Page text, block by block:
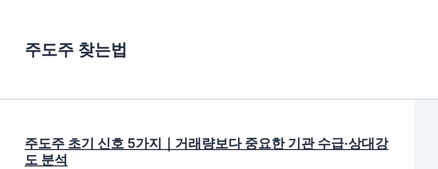
주도주 찾는법
주도주 초기 신호 5가지｜거래량보다 중요한 기관 수급·상대강
도 분석